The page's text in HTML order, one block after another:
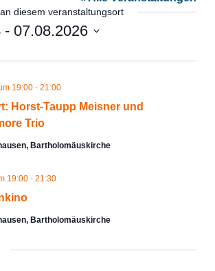
diesem veranstaltungsort
- 07.08.2026
Horst-Taupp Meisner und
Trio
19:00- 21:00
Bartholomäuskirche
19:00- 21:30
Bartholomäuskirche